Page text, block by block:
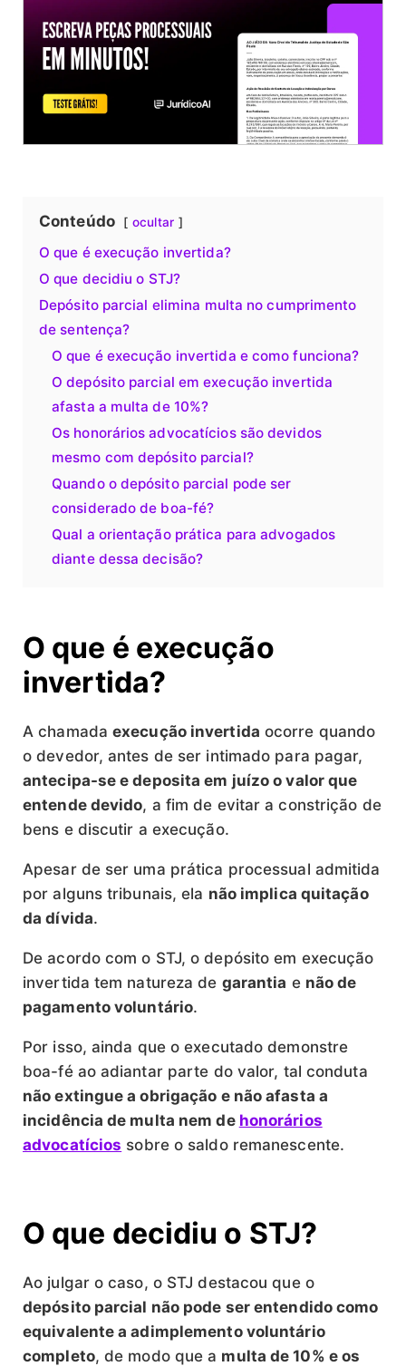
Conteúdo ocultar
O que é execução invertida?
O que decidiu o STJ?
Depósito parcial elimina multa no cumprimento
de sentença?
O que é execução invertida e como funciona?
O depósito parcial em execução invertida
afasta a multa de 10%?
Os honorários advocatícios são devidos
mesmo com depósito parcial?
Quando o depósito parcial pode ser
considerado de boa-fé?
Qual a orientação prática para advogados
diante dessa decisão?
O que é execução
invertida?
A chamada execução invertida ocorre quando
o devedor, antes de ser intimado para pagar,
antecipa-se e deposita em juízo o valor que
entende devido, a fim de evitar a constrição de
bens e discutir a execução.
Apesar de ser uma prática processual admitida
por alguns tribunais, ela não implica quitação
da dívida.
De acordo com o STJ, o depósito em execução
invertida tem natureza de garantia e não de
pagamento voluntário.
Por isso, ainda que o executado demonstre
boa-fé ao adiantar parte do valor, tal conduta
não extingue a obrigação e não afasta a
incidência de multa nem de honorários
advocatícios sobre o saldo remanescente.
O que decidiu o STJ?
Ao julgar o caso, o STJ destacou que o
depósito parcial não pode ser entendido como
equivalente a adimplemento voluntário
completo, de modo que a multa de 10% e os